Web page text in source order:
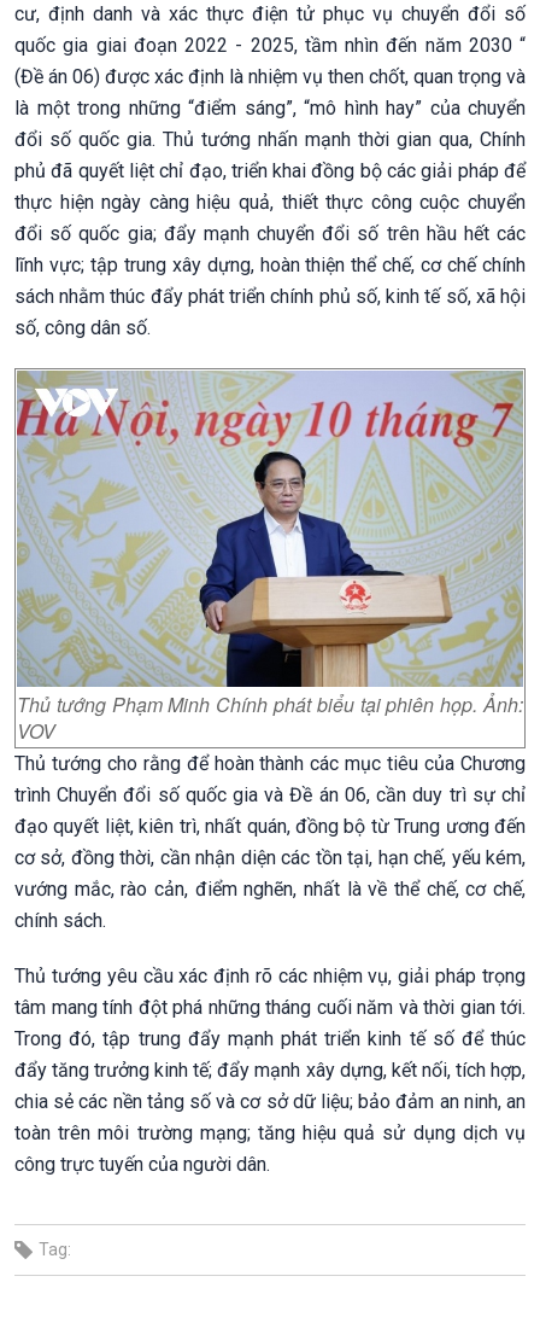
cư, định danh và xác thực điện tử phục vụ chuyển đổi số
quốc gia giai đoạn 2022 - 2025, tầm nhìn đến năm 2030 “
(Đề án 06) được xác định là nhiệm vụ then chốt, quan trọng và
là một trong những “điểm sáng”, “mô hình hay” của chuyển
đổi số quốc gia. Thủ tướng nhấn mạnh thời gian qua, Chính
phủ đã quyết liệt chỉ đạo, triển khai đồng bộ các giải pháp để
thực hiện ngày càng hiệu quả, thiết thực công cuộc chuyển
đổi số quốc gia; đẩy mạnh chuyển đổi số trên hầu hết các
lĩnh vực; tập trung xây dựng, hoàn thiện thể chế, cơ chế chính
sách nhằm thúc đẩy phát triển chính phủ số, kinh tế số, xã hội
số, công dân số.
Thủ tướng Phạm Minh Chính phát biểu tại phiên họp. Ảnh:
VOV
Thủ tướng cho rằng để hoàn thành các mục tiêu của Chương
trình Chuyển đổi số quốc gia và Đề án 06, cần duy trì sự chỉ
đạo quyết liệt, kiên trì, nhất quán, đồng bộ từ Trung ương đến
cơ sở, đồng thời, cần nhận diện các tồn tại, hạn chế, yếu kém,
vướng mắc, rào cản, điểm nghẽn, nhất là về thể chế, cơ chế,
chính sách.
Thủ tướng yêu cầu xác định rõ các nhiệm vụ, giải pháp trọng
tâm mang tính đột phá những tháng cuối năm và thời gian tới.
Trong đó, tập trung đẩy mạnh phát triển kinh tế số để thúc
đẩy tăng trưởng kinh tế; đẩy mạnh xây dựng, kết nối, tích hợp,
chia sẻ các nền tảng số và cơ sở dữ liệu; bảo đảm an ninh, an
toàn trên môi trường mạng; tăng hiệu quả sử dụng dịch vụ
công trực tuyến của người dân.
Tag: